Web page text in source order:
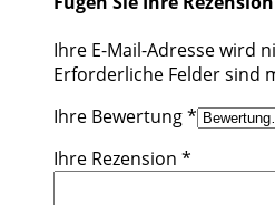
Ihre E-Mail-Adresse wird
Erforderliche Felder sind
Ihre Bewertung*
Ihre Rezension *